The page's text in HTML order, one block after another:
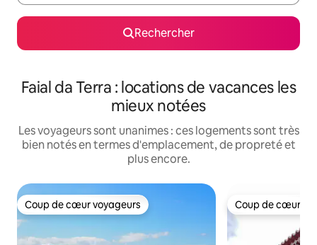
Rechercher
Faial da Terra : locations de vacances les
mieux notées
Les voyageurs sont unanimes : ces logements sont très
bien notés en termes d'emplacement, de propreté et
plus encore.
Coup de cœur voyageurs
Coup de cœur voyageurs Coup de cœur
Coup de cœur